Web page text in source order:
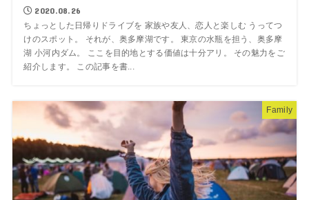
2020.08.26
ちょっとした日帰りドライブを 家族や友人、恋人と楽しむ うってつ
けのスポット。 それが、奥多摩湖です。 東京の水瓶を担う、奥多摩
湖 小河内ダム。 ここを目的地とする価値は十分アリ。 その魅力をご
紹介します。 この記事を書...
Family